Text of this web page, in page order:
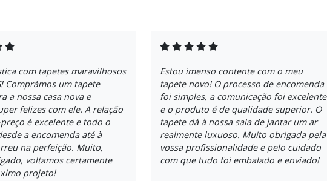
com tapetes maravilhosos
Comprámos um tapete
a nossa casa nova e
felizes com ele. A relação
é excelente e todo o
a encomenda até à
na perfeição. Muito,
voltamos certamente
projeto!
Estou imenso contente com o meu
tapete novo! O processo de encomenda
foi simples, a comunicação foi excelente
e o produto é de qualidade superior. O
tapete dá à nossa sala de jantar um ar
realmente luxuoso. Muito obrigada pela
vossa profissionalidade e pelo cuidado
com que tudo foi embalado e enviado!